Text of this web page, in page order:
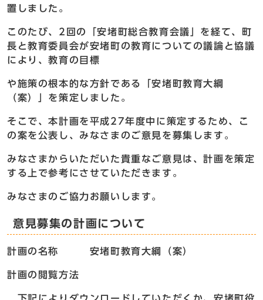
置しました。
このたび、2回の「安堵町総合教育会議」を経て、町
長と教育委員会が安堵町の教育についての議論と協議
により、教育の目標
や施策の根本的な方針である「安堵町教育大綱
（案）」を策定しました。
そこで、本計画を平成27年度中に策定するため、こ
の案を公表し、みなさまのご意見を募集します。
みなさまからいただいた貴重なご意見は、計画を策定
する上で参考にさせていただきます。
みなさまのご協力お願いします。
意見募集の計画について
計画の名称 安堵町教育大綱（案）
計画の閲覧方法